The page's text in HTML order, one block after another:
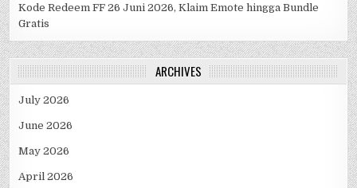
Kode Redeem FF 26 Juni 2026, Klaim Emote hingga Bundle
Gratis
ARCHIVES
July 2026
June 2026
May 2026
April 2026